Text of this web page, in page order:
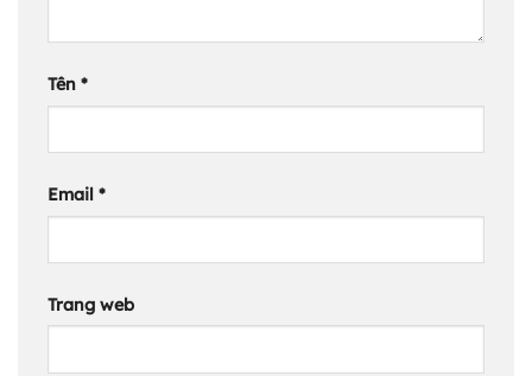
Tên *
Email *
Trang web